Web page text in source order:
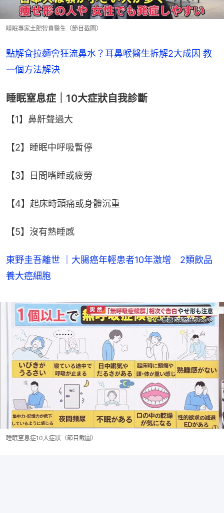
睡眠專家土肥智貴醫生（節目截圖）
點解食拉麵會狂流鼻水？耳鼻喉醫生拆解2大成因 教
一個方法解決
睡眠窒息症｜10大症狀自我診斷
【1】鼻鼾聲過大
【2】睡眠中呼吸暫停
【3】日間嗜睡或疲勞
【4】起床時頭痛或身體沉重
【5】沒有熟睡感
東野圭吾離世 ｜大腸癌年輕患者10年激增 2類飲品
養大癌細胞
睡眠窒息症10大症狀（節目截圖）